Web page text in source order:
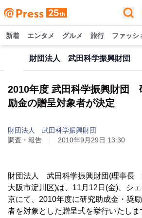
新着 エンタメ グルメ 旅行 ファッシ
財団法人 武田科学振興財団
2010年度 武田科学振興財団
励金の贈呈対象者が決定
財団法人 武田科学振興財団
調査・報告
2010年9月29日 13:30
財団法人 武田科学振興財団(理事長
大阪市淀川区)は、11月12日(金)、シ
京にて、2010年度に研究助成金・奨
者を対象とした贈呈式を挙行いたしま